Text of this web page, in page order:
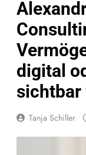
digital
sichtbar
Tanja Schiller